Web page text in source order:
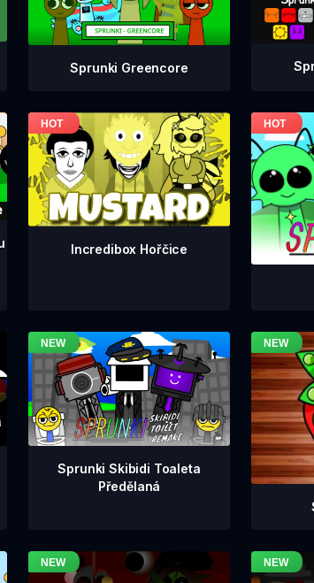
Sprunki Greencore
Incredibox Hořčice
Sprunki Skibidi Toaleta
Předělaná